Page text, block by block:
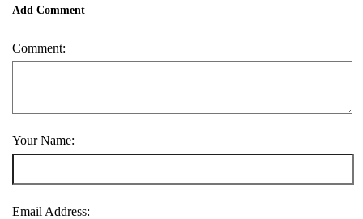
Add Comment
Comment:
Your Name:
Email Address: